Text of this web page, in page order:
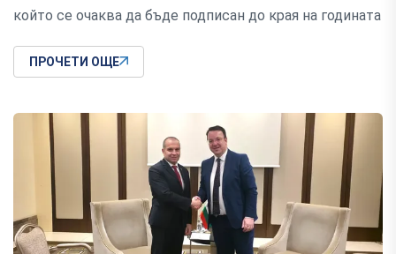
който се очаква да бъде подписан до края на годината
ПРОЧЕТИ ОЩЕ